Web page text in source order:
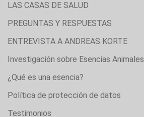
LAS CASAS DE SALUD
PREGUNTAS Y RESPUESTAS
ENTREVISTA A ANDREAS KORTE
Investigación sobre Esencias Animales
¿Qué es una esencia?
Política de protección de datos
Testimonios